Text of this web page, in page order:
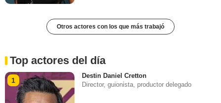
Otros actores con los que más trabajó
Top actores del día
1
Destin Daniel Cretton
Director, guionista, productor delegado